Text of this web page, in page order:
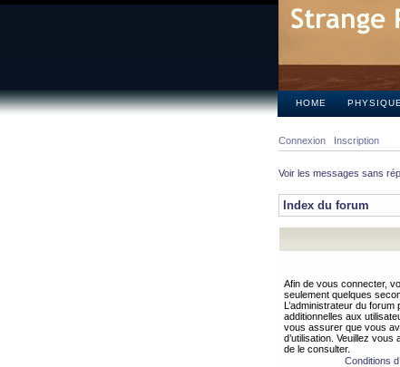
HOME PHYSIQUE
Connexion Inscription
Voir les messages sans
Index du forum
Afin de vous connecter,
seulement quelques
L’administrateur du
additionnelles aux
vous assurer que vous
d’utilisation. Veuillez
de le consulter.
Conditions